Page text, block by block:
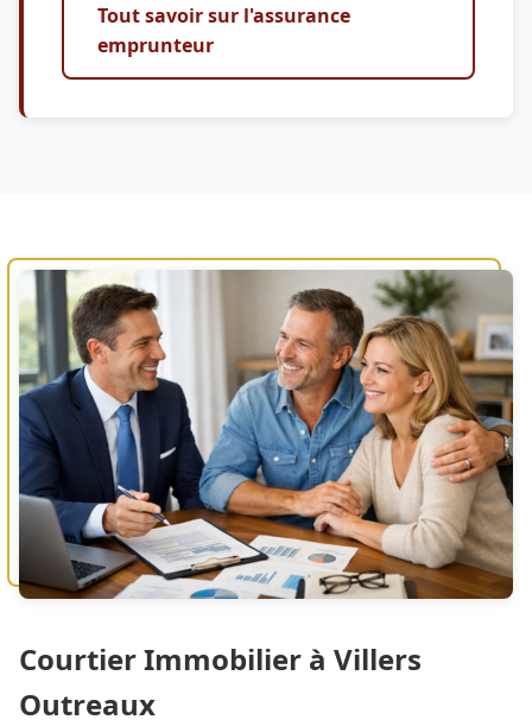
Tout savoir sur l'assurance
emprunteur
Courtier Immobilier à Villers
Outreaux